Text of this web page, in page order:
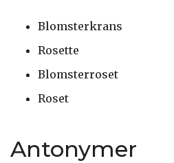
Blomsterkrans
Rosette
Blomsterroset
Roset
Antonymer